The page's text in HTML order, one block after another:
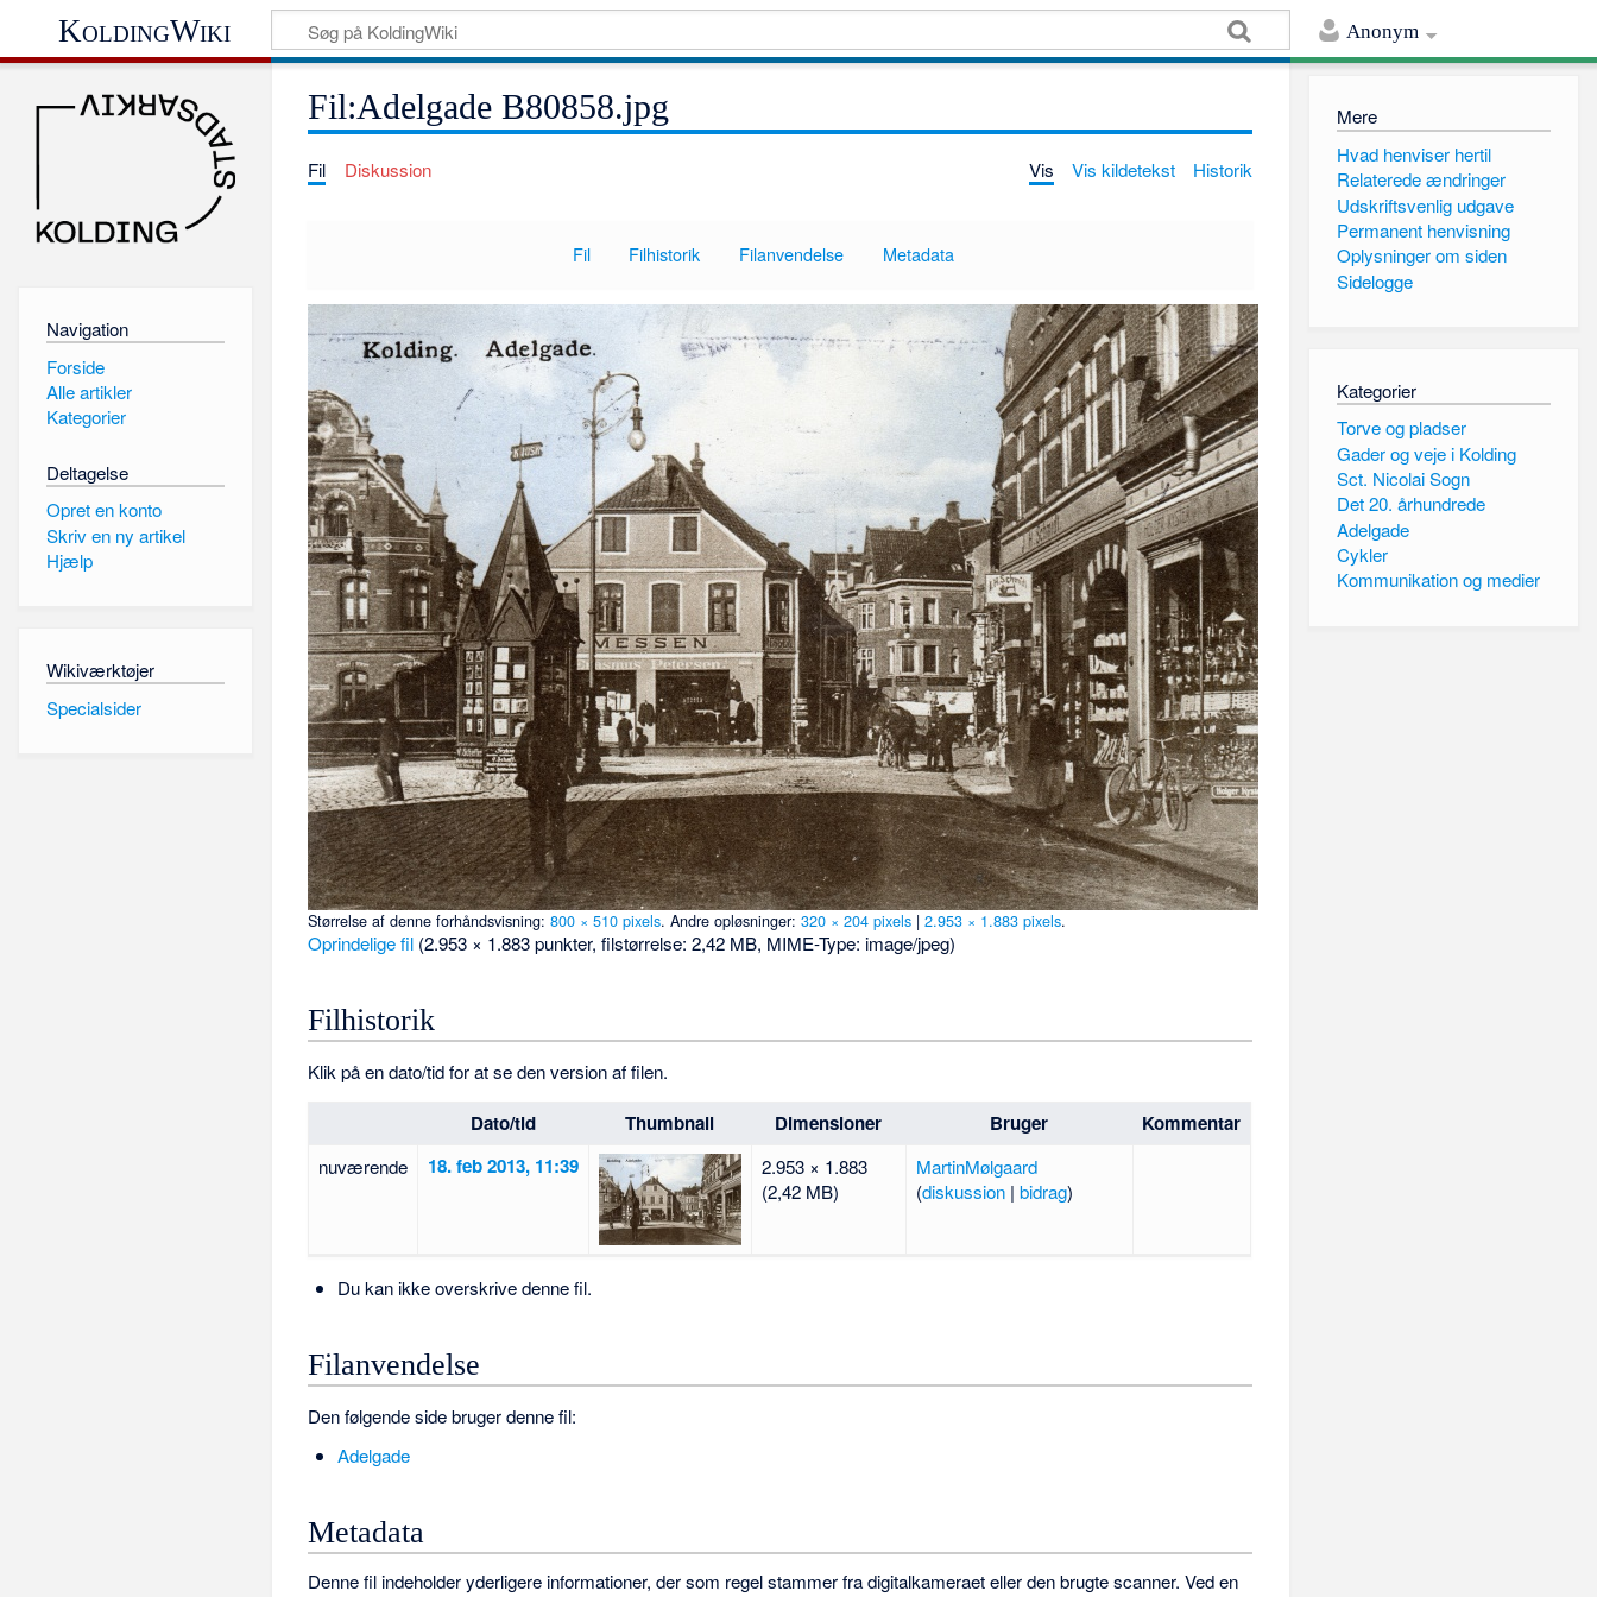
Anonym
KoldingWiki
Fil:Adelgade B80858.jpg
Fil Diskussion Vis Vis kildetekst Historik
Fil Filhistorik Filanvendelse Metadata
Størrelse af denne forhåndsvisning:800 × 510 pixels.Andre opløsninger:320 × 204 pixels |2.953 × 1.883 pixels.
Oprindelige fil (2.953 × 1.883 punkter, filstørrelse: 2,42 MB, MIME-Type: image/jpeg)
Filhistorik
Klik på en dato/tid for at se den version af filen.
Dato/tid Thumbnail Dimensioner Bruger Kommentar
nuværende 18. feb 2013, 11:39
2.953 × 1.883
(2,42 MB)
MartinMølgaard
(diskussion| bidrag)
Du kan ikke overskrive denne fil.
Filanvendelse
Den følgende side bruger denne fil:
Adelgade
Metadata
Denne fil indeholder yderligere informationer, der som regel stammer fra digitalkameraet eller den brugte scanner. Ved en
Navigation
Forside
Alle artikler
Kategorier
Deltagelse
Opret en konto
Skriv en ny artikel
Hjælp
Wikiværktøjer
Specialsider
Mere
Hvad henviser hertil
Relaterede ændringer
Udskriftsvenlig udgave
Permanent henvisning
Oplysninger om siden
Sidelogge
Kategorier
Torve og pladser
Gader og veje i Kolding
Sct. Nicolai Sogn
Det 20. århundrede
Adelgade
Cykler
Kommunikation og medier